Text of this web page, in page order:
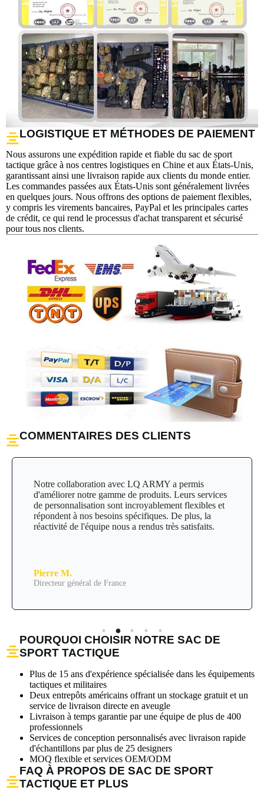
LOGISTIQUE ET MÉTHODES DE PAIEMENT
Nous assurons une expédition rapide et fiable du sac de sport
tactique grâce à nos centres logistiques en Chine et aux États-Unis,
garantissant ainsi une livraison rapide aux clients du monde entier.
Les commandes passées aux États-Unis sont généralement livrées
en quelques jours. Nous offrons des options de paiement flexibles,
y compris les virements bancaires, PayPal et les principales cartes
de crédit, ce qui rend le processus d'achat transparent et sécurisé
pour tous nos clients.
COMMENTAIRES DES CLIENTS
Notre collaboration avec LQ ARMY a permis
d'améliorer notre gamme de produits. Leurs services
de personnalisation sont incroyablement flexibles et
répondent à nos besoins spécifiques. De plus, la
réactivité de l'équipe nous a rendus très satisfaits.
Pierre M.
Directeur général de France
POURQUOI CHOISIR NOTRE SAC DE
SPORT TACTIQUE
Plus de 15 ans d'expérience spécialisée dans les équipements
tactiques et militaires
Deux entrepôts américains offrant un stockage gratuit et un
service de livraison directe en aveugle
Livraison à temps garantie par une équipe de plus de 400
professionnels
Services de conception personnalisés avec livraison rapide
d'échantillons par plus de 25 designers
MOQ flexible et services OEM/ODM
FAQ À PROPOS DE SAC DE SPORT
TACTIQUE ET PLUS